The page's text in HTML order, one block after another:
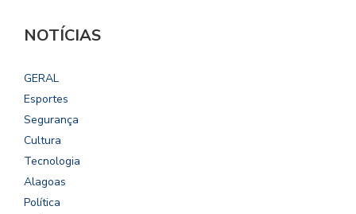
NOTÍCIAS
GERAL
Esportes
Segurança
Cultura
Tecnologia
Alagoas
Política